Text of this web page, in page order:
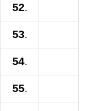
52.
53.
54.
55.